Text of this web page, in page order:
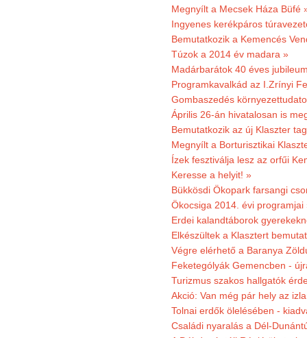
Megnyílt a Mecsek Háza Büfé
Ingyenes kerékpáros
Bemutatkozik a Kemencés
Túzok a 2014 év madara »
Madárbarátok 40 éves
Programkavalkád az I.Zrínyi
Gombaszedés
Április 26-án hivatalosan is
Bemutatkozik az új Klaszter
Megnyílt a Borturisztikai
Ízek fesztiválja lesz az orfűi
Keresse a helyit! »
Bükkösdi Ökopark farsangi
Ökocsiga 2014. évi programjai
Erdei kalandtáborok
Elkészültek a Klasztert
Végre elérhető a Baranya
Feketególyák Gemencben -
Turizmus szakos hallgatók
Akció: Van még pár hely az
Tolnai erdők ölelésében -
Családi nyaralás a Dél-